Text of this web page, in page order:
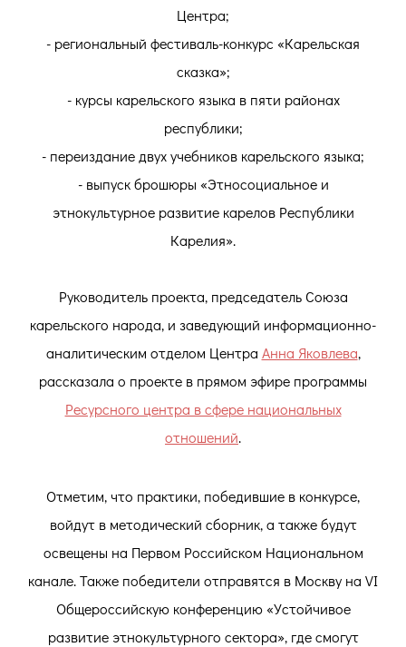
Центра;
- региональный фестиваль-конкурс «Карельская
сказка»;
- курсы карельского языка в пяти районах
республики;
- переиздание двух учебников карельского языка;
- выпуск брошюры «Этносоциальное и
этнокультурное развитие карелов Республики
Карелия».
Руководитель проекта, председатель Союза
карельского народа, и заведующий информационно-
аналитическим отделом Центра Анна Яковлева,
рассказала о проекте в прямом эфире программы
Ресурсного центра в сфере национальных
отношений.
Отметим, что практики, победившие в конкурсе,
войдут в методический сборник, а также будут
освещены на Первом Российском Национальном
канале. Также победители отправятся в Москву на VI
Общероссийскую конференцию «Устойчивое
развитие этнокультурного сектора», где смогут